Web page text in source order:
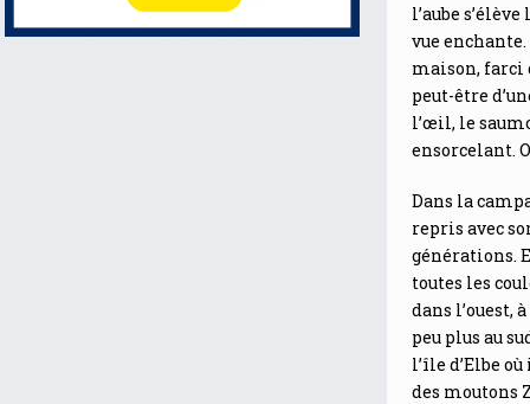
l’aube
vue
maison, farci
peut-être
l’œil, le
ensorcelant.
Dans la
repris avec
générations.
toutes les
dans l’ouest,
peu plus au
l’île d’Elbe
des moutons